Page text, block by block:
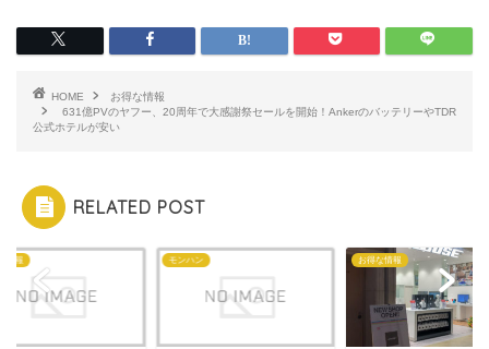
HOME
お得な情報
631億PVのヤフー、20周年で大感謝祭セールを開始！AnkerのバッテリーやTDR
公式ホテルが安い
RELATED POST
情報 モンハン お得な情報